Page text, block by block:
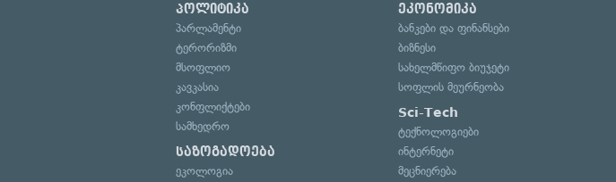
პოლიტიკა
პარლამენტი
ტერორიზმი
მსოფლიო
კავკასია
კონფლიქტები
სამხედრო
საზოგადოება
ეკოლოგია
ეკონომიკა
ბანკები და ფინანსები
ბიზნესი
სახელმწიფო ბიუჯეტი
სოფლის მეურნეობა
Sci-Tech
ტექნოლოგიები
ინტერნეტი
მეცნიერება